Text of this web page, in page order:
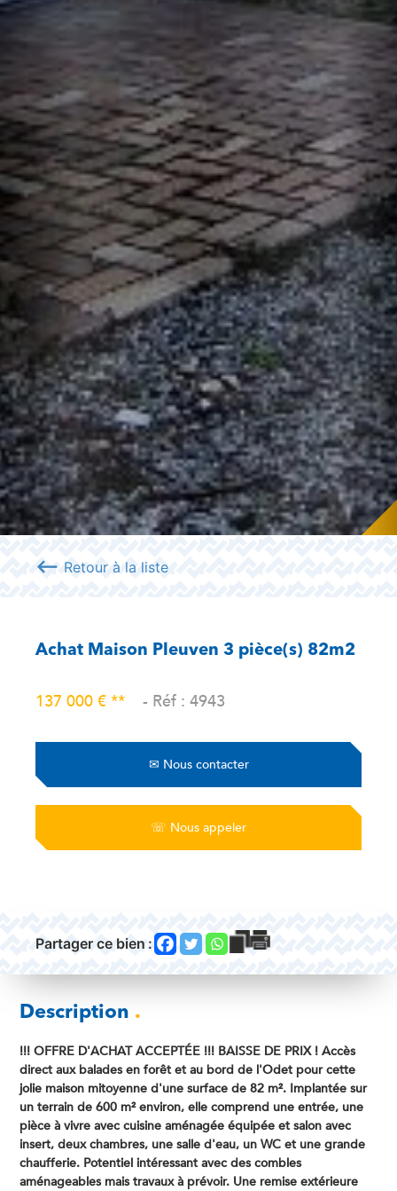
⟵ Retour à la liste
Achat Maison Pleuven 3 pièce(s) 82m2
137 000 € ** - Réf : 4943
✉ Nous contacter
☏ Nous appeler
Partager ce bien :
Description .
!!! OFFRE D'ACHAT ACCEPTÉE !!! BAISSE DE PRIX ! Accès
direct aux balades en forêt et au bord de l'Odet pour cette
jolie maison mitoyenne d'une surface de 82 m². Implantée sur
un terrain de 600 m² environ, elle comprend une entrée, une
pièce à vivre avec cuisine aménagée équipée et salon avec
insert, deux chambres, une salle d'eau, un WC et une grande
chaufferie. Potentiel intéressant avec des combles
aménageables mais travaux à prévoir. Une remise extérieure